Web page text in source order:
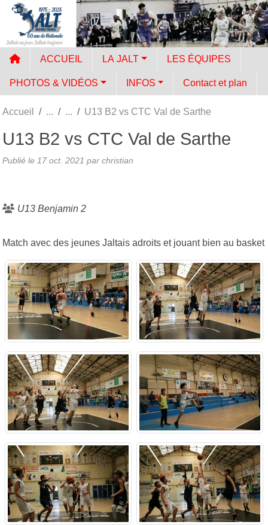
ACCUEIL LA JALT LES ÉQUIPES
PHOTOS & VIDÉOS INFOS Contact et plan
Accueil U13 B2 vs CTC Val de Sarthe
U13 B2 vs CTC Val de Sarthe
Publié le 17 oct. 2021 par christian
U13 Benjamin 2
Match avec des jeunes Jaltais adroits et jouant bien au basket
Panneau de gestion des cookies